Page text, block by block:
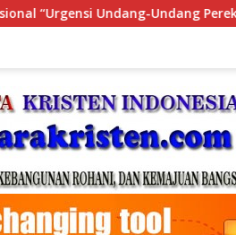
Nasional dan Kesejahteraan